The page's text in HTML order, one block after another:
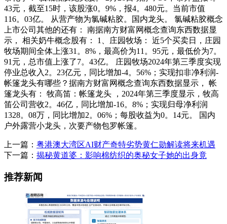
43元，截至15时，该股涨0。9%，报4。480元。当前市值
116。03亿。 从营产物为氯碱粘胶。国内龙头。 氯碱粘胶概念
上市公司其他的还有： 南据南方财富网概念查询东西数据显
示， 相关奶牛概念股有： 1、庄园牧场： 近5个买卖日，庄园
牧场期间全体上涨31。8%，最高价为11。95元，最低价为7。
91元，总市值上涨了7。43亿。 庄园牧场2024年第三季度实现
停业总收入2。23亿元，同比增加-4。56%；实现扣非净利润-
帐篷龙头有哪些？据南方财富网概念查询东西数据显示， 帐
篷龙头有： 牧高笛：帐篷龙头 ，2024年第三季度显示，牧高
笛公司营收2。46亿，同比增加-16。8%；实现归母净利润
1328。08万，同比增加2。06%；每股收益为0。14元。 国内
户外露营小龙头，次要产物包罗帐篷。
上一篇： 粤港澳大湾区AI财产奇特劣势黄仁勋解读将来机遇
下一篇： 揭秘黄道婆：影响棉纺织的奥秘女子她的出身竟
推荐新闻